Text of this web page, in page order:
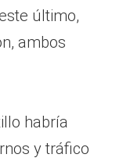
último,
ambos
habría
y tráfico